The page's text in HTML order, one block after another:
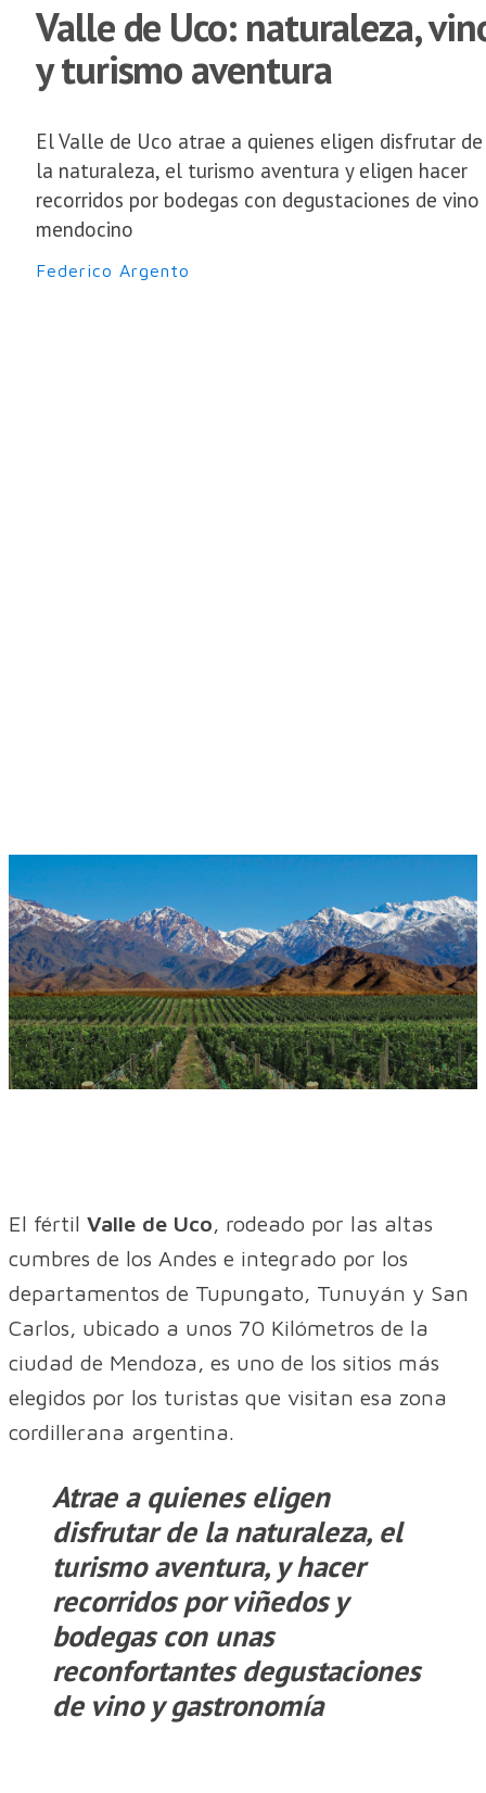
Valle de Uco: naturaleza,
y turismo aventura
El Valle de Uco atrae a quienes eligen disfrutar de
la naturaleza, el turismo aventura y eligen hacer
recorridos por bodegas con degustaciones de vino
mendocino
Federico Argento
El fértil Valle de Uco, rodeado por las altas
cumbres de los Andes e integrado por los
departamentos de Tupungato, Tunuyán y San
Carlos, ubicado a unos 70 Kilómetros de la
ciudad de Mendoza, es uno de los sitios más
elegidos por los turistas que visitan esa zona
cordillerana argentina.
Atrae a quienes eligen
disfrutar de la naturaleza, el
turismo aventura, y hacer
recorridos por viñedos y
bodegas con unas
reconfortantes degustaciones
de vino y gastronomía